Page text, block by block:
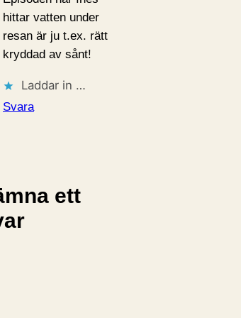
hittar vatten under
resan är ju t.ex. rätt
kryddad av sånt!
Laddar in …
Svara
ett